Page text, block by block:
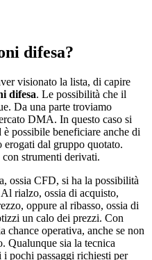
difesa?
visionato la lista, di capire
difesa. Le possibilità che il
Da una parte troviamo
DMA. In questo caso si
possibile beneficiare anche di
dal gruppo quotato.
strumenti derivati.
ossia CFD, si ha la possibilità
rialzo, ossia di acquisto,
oppure al ribasso, ossia di
un calo dei prezzi. Con
chance operativa, anche se non
Qualunque sia la tecnica
pochi passaggi richiesti per